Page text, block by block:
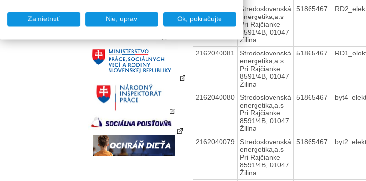
Stredoslovenská
energetika,a.s
Pri Rajčianke
8591/4B, 01047
Žilina
51865467
2162040081
Stredoslovenská
energetika,a.s
Pri Rajčianke
8591/4B, 01047
Žilina
51865467
2162040080
Stredoslovenská
energetika,a.s
Pri Rajčianke
8591/4B, 01047
Žilina
51865467
2162040079
Stredoslovenská
energetika,a.s
Pri Rajčianke
8591/4B, 01047
Žilina
51865467
Zamietnuť Nie, uprav Ok, pokračujte